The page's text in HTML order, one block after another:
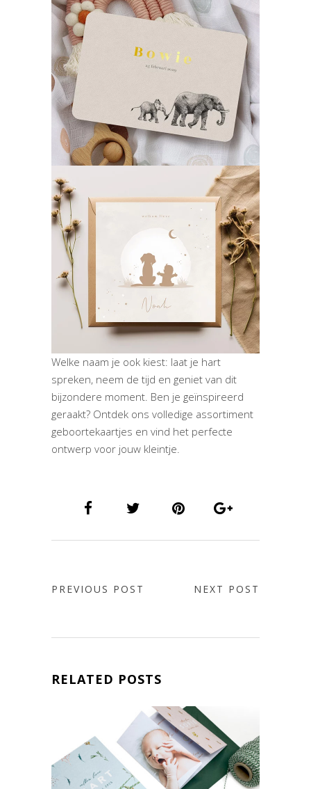
Welke naam je ook kiest: laat je hart
spreken, neem de tijd en geniet van dit
bijzondere moment. Ben je geïnspireerd
geraakt? Ontdek ons volledige assortiment
geboortekaartjes en vind het perfecte
ontwerp voor jouw kleintje.
PREVIOUS POST NEXT POST
RELATED POSTS